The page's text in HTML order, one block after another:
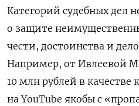
Категорий судебных дел
о защите
чести, достоинства и
Например, от Ивлеевой
10 млн рублей в качестве
на YouTube якобы с